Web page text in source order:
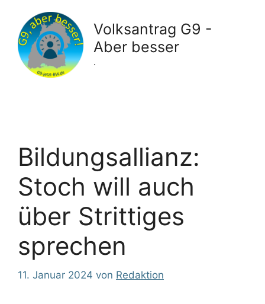
Inhalt
springen
Volksantrag G9 -
Aber besser
.
Bildungsallianz:
Stoch will auch
über Strittiges
sprechen
11. Januar 2024 von Redaktion